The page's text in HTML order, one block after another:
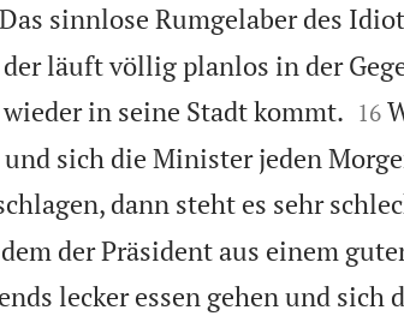
Das sinnlose Rumgelaber des
der läuft völlig planlos in der
in seine Stadt kommt.
16
sich die Minister jeden
dann steht es sehr
der Präsident aus einem
lecker essen gehen und sich